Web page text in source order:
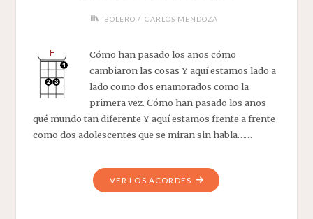
BOLERO / CARLOS MENDOZA
Cómo han pasado los años cómo
cambiaron las cosas Y aquí estamos lado a
lado como dos enamorados como la
primera vez. Cómo han pasado los años
qué mundo tan diferente Y aquí estamos frente a frente
como dos adolescentes que se miran sin habla……
VER LOS ACORDES"COMO